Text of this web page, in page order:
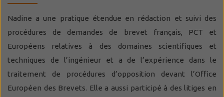
Nadine a une pratique étendue en rédaction et suivi des
procédures de demandes de brevet français, PCT et
Européens relatives à des domaines scientifiques et
techniques de l’ingénieur et a de l’expérience dans le
traitement de procédures d’opposition devant l’Office
Européen des Brevets. Elle a aussi participé à des litiges en